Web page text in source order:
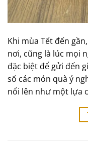
Khi mùa Tết đến
nơi, cũng là lúc mọi
đặc biệt để gửi đến
số các món quà ý
nổi lên như một lựa